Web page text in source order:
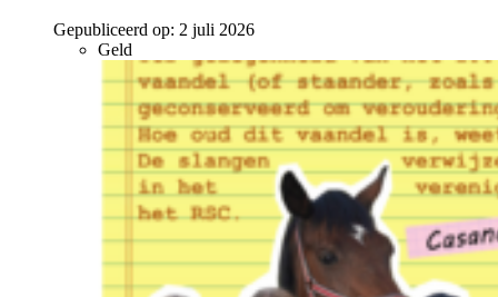
Gepubliceerd op: 2 juli 2026
Geld